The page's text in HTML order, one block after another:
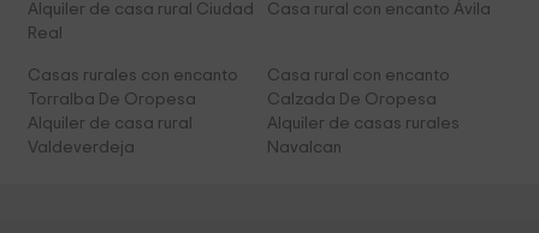
Alquiler de casa rural Ciudad
Real
Casa rural con encanto Ávila
Casas rurales con encanto
Torralba De Oropesa
Casa rural con encanto
Calzada De Oropesa
Alquiler de casa rural
Valdeverdeja
Alquiler de casas rurales
Navalcan